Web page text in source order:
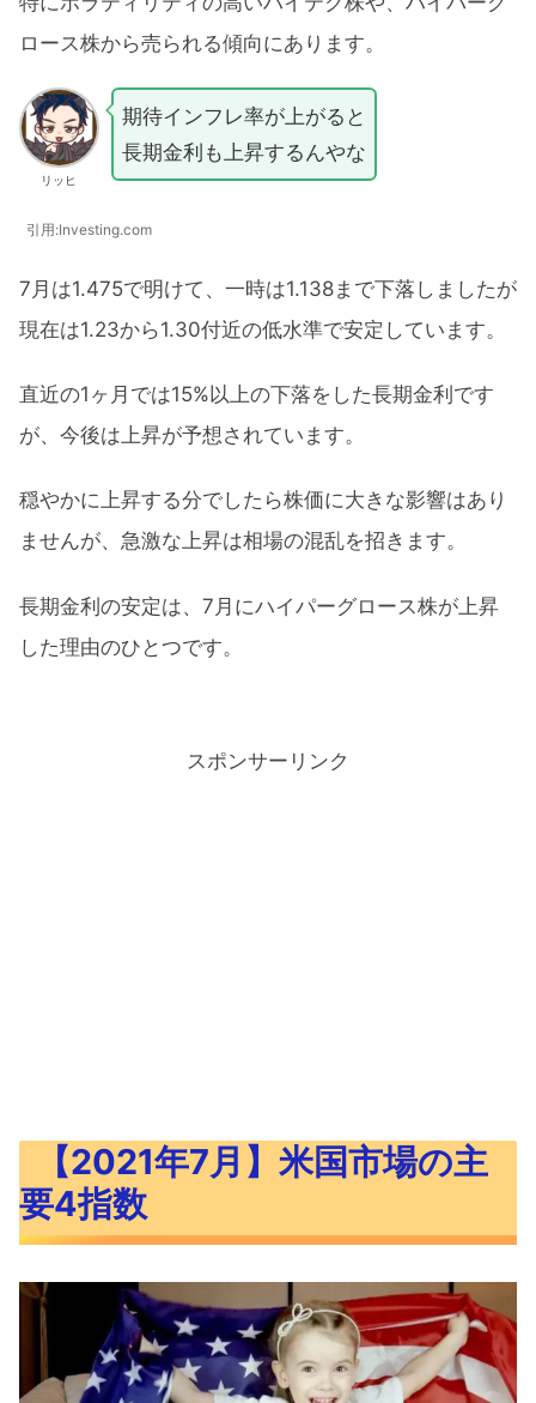
ロース株から売られる傾向にあります。
リッヒ
期待インフレ率が上がると
長期金利も上昇するんやな
引用:Investing.com
7月は1.475で明けて、一時は1.138まで下落しましたが
現在は1.23から1.30付近の低水準で安定しています。
直近の1ヶ月では15%以上の下落をした長期金利です
が、今後は上昇が予想されています。
穏やかに上昇する分でしたら株価に大きな影響はあり
ませんが、急激な上昇は相場の混乱を招きます。
長期金利の安定は、7月にハイパーグロース株が上昇
した理由のひとつです。
スポンサーリンク
【2021年7月】米国市場の主
要4指数